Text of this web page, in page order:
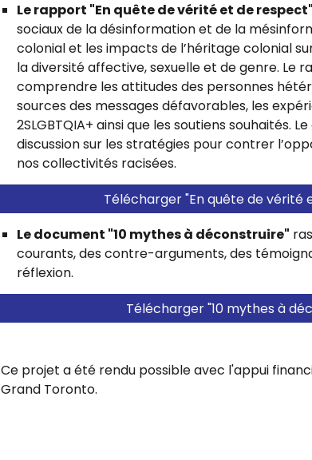
Le rapport "En quête de vérité et de respect"
sociaux de la désinformation et de la
colonial et les impacts de l’héritage colonial
la diversité affective, sexuelle et de genre. Le
comprendre les attitudes des personnes
sources des messages défavorables, les
2SLGBTQIA+ ainsi que les soutiens souhaités.
discussion sur les stratégies pour contrer
nos collectivités racisées.
Télécharger "En quête de vérité
Le document "10 mythes à déconstruire"
courants, des contre-arguments, des
réflexion.
Télécharger "10 mythes à
Ce projet a été rendu possible avec l'appui
Grand Toronto.